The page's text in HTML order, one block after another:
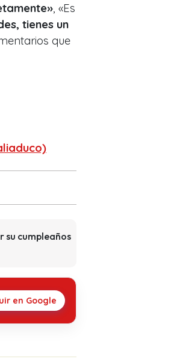
, «Es
tienes un
que
su cumpleaños
en Google